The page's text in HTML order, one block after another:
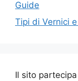
Guide
Tipi di Vernici
Il sito